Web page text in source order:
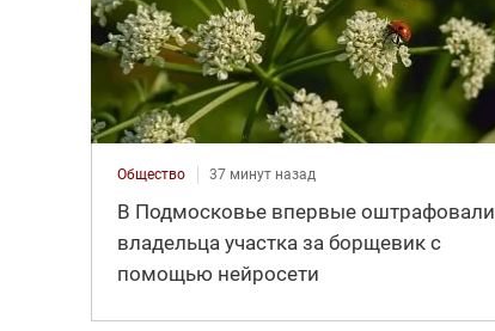
Общество 37 минут назад
В Подмосковье впервые оштрафовали
владельца участка за борщевик с
помощью нейросети